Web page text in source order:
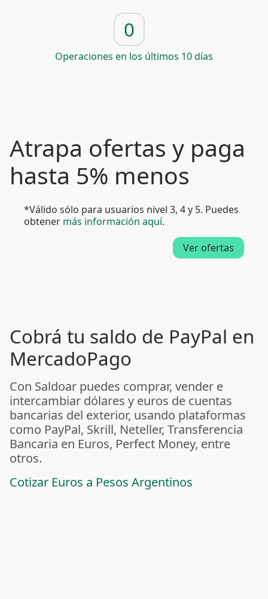
0
Operaciones en los últimos 10 días
Atrapa ofertas y paga
hasta 5% menos
*Válido sólo para usuarios nivel 3, 4 y 5. Puedes
obtener más información aquí.
Ver ofertas
Cobrá tu saldo de PayPal en
MercadoPago
Con Saldoar puedes comprar, vender e
intercambiar dólares y euros de cuentas
bancarias del exterior, usando plataformas
como PayPal, Skrill, Neteller, Transferencia
Bancaria en Euros, Perfect Money, entre
otros.
Cotizar Euros a Pesos Argentinos